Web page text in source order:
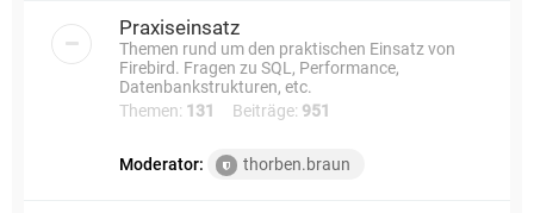
Praxiseinsatz
Themen rund um den praktischen Einsatz von
Firebird. Fragen zu SQL, Performance,
Datenbankstrukturen, etc.
Themen: 131 Beiträge: 951
Moderator: thorben.braun